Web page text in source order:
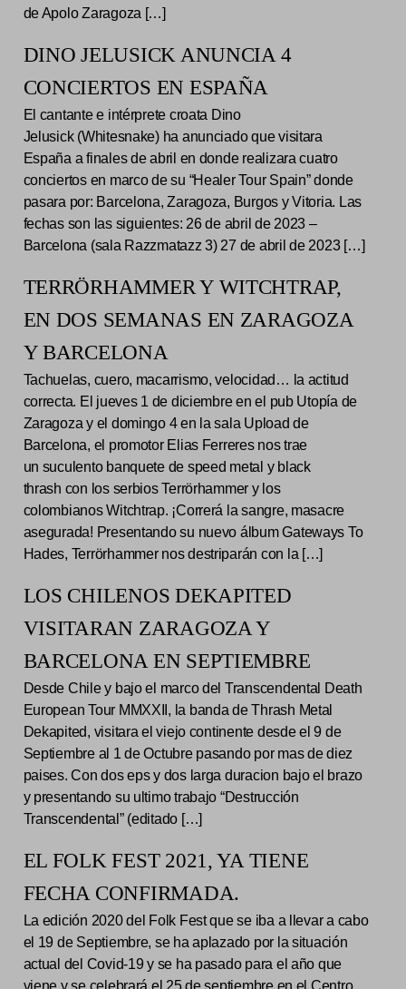
de Apolo Zaragoza […]
DINO JELUSICK ANUNCIA 4
CONCIERTOS EN ESPAÑA
El cantante e intérprete croata Dino
Jelusick (Whitesnake) ha anunciado que visitara
España a finales de abril en donde realizara cuatro
conciertos en marco de su “Healer Tour Spain” donde
pasara por: Barcelona, Zaragoza, Burgos y Vitoria. Las
fechas son las siguientes: 26 de abril de 2023 –
Barcelona (sala Razzmatazz 3) 27 de abril de 2023 […]
TERRÖRHAMMER Y WITCHTRAP,
EN DOS SEMANAS EN ZARAGOZA
Y BARCELONA
Tachuelas, cuero, macarrismo, velocidad… la actitud
correcta. El jueves 1 de diciembre en el pub Utopía de
Zaragoza y el domingo 4 en la sala Upload de
Barcelona, el promotor Elias Ferreres nos trae
un suculento banquete de speed metal y black
thrash con los serbios Terrörhammer y los
colombianos Witchtrap. ¡Correrá la sangre, masacre
asegurada! Presentando su nuevo álbum Gateways To
Hades, Terrörhammer nos destriparán con la […]
LOS CHILENOS DEKAPITED
VISITARAN ZARAGOZA Y
BARCELONA EN SEPTIEMBRE
Desde Chile y bajo el marco del Transcendental Death
European Tour MMXXII, la banda de Thrash Metal
Dekapited, visitara el viejo continente desde el 9 de
Septiembre al 1 de Octubre pasando por mas de diez
paises. Con dos eps y dos larga duracion bajo el brazo
y presentando su ultimo trabajo “Destrucción
Transcendental” (editado […]
EL FOLK FEST 2021, YA TIENE
FECHA CONFIRMADA.
La edición 2020 del Folk Fest que se iba a llevar a cabo
el 19 de Septiembre, se ha aplazado por la situación
actual del Covid-19 y se ha pasado para el año que
viene y se celebrará el 25 de septiembre en el Centro